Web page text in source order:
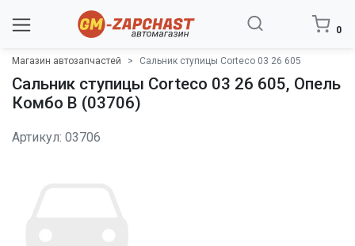
0
Магазин автозапчастей Сальник ступицы Corteco 03 26 605
Сальник ступицы Corteco 03 26 605, Опель
Комбо B (03706)
Артикул: 03706